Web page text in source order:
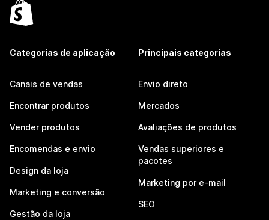
Categorias de aplicação
Canais de vendas
Encontrar produtos
Vender produtos
Encomendas e envio
Design da loja
Marketing e conversão
Gestão da loja
Principais categorias
Envio direto
Mercados
Avaliações de produtos
Vendas superiores e
pacotes
Marketing por e-mail
SEO